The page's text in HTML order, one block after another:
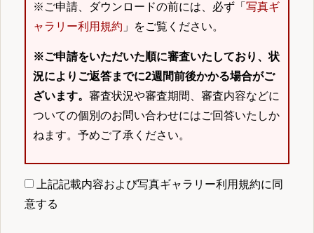
※ご申請、ダウンロードの前には、必ず「 写真ギ
ャラリー利用規約 」をご覧ください。
※ご申請をいただいた順に審査いたしており、状
況によりご返答までに2週間前後かかる場合がご
ざいます。 審査状況や審査期間、審査内容などに
ついての個別のお問い合わせにはご回答いたしか
ねます。予めご了承ください。
上記記載内容および写真ギャラリー利用規約に同
意する